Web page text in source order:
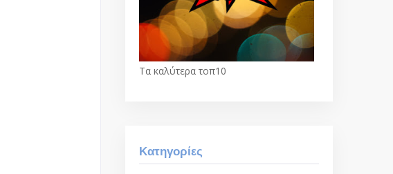
Τα καλύτερα τοπ10
Κατηγορίες